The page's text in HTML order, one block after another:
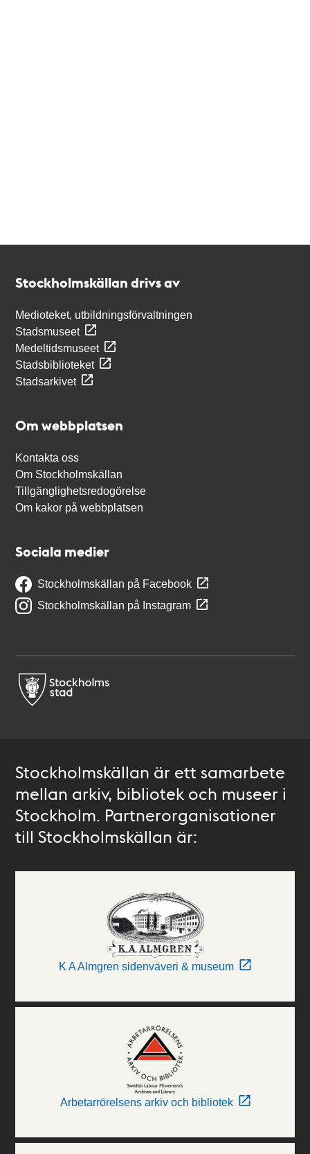
Stockholmskällan drivs av
Medioteket, utbildningsförvaltningen
Stadsmuseet
Medeltidsmuseet
Stadsbiblioteket
Stadsarkivet
Om webbplatsen
Kontakta oss
Om Stockholmskällan
Tillgänglighetsredogörelse
Om kakor på webbplatsen
Sociala medier
Stockholmskällan på Facebook
Stockholmskällan på Instagram
Stockholmskällan är ett samarbete
mellan arkiv, bibliotek och museer i
Stockholm. Partnerorganisationer
till Stockholmskällan är:
K A Almgren sidenväveri & museum
Arbetarrörelsens arkiv och bibliotek